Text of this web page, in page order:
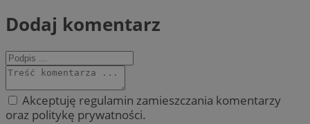
Dodaj komentarz
Akceptuję regulamin zamieszczania komentarzy
oraz politykę prywatności.